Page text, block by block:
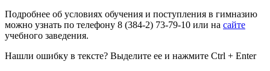
Подробнее об условиях обучения и поступления в гимназию
можно узнать по телефону 8 (384-2) 73-79-10 или на сайте
учебного заведения.
Нашли ошибку в тексте? Выделите ее и нажмите Ctrl + Enter